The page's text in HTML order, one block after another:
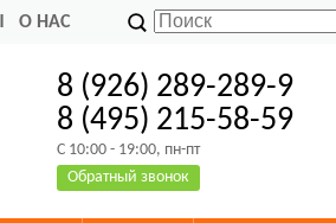
О НАС
8 (926) 289-289-9
8 (495) 215-58-59
C 10:00 - 19:00, пн-пт
Обратный звонок